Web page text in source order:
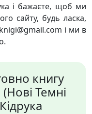
і бажаєте, щоб ми
сайту, будь ласка,
і ми в
книгу
Темні